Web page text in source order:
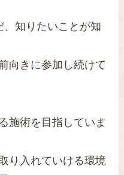
知りたいことが知
向きに参加し続けて
施術を目指していま
り入れていける環境